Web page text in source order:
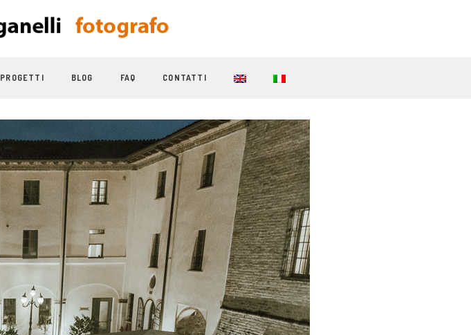
PROGETTI BLOG FAQ CONTATTI